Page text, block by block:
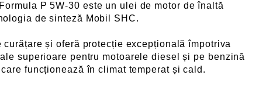
P 5W-30 este un ulei de motor de înaltă
de sinteză Mobil SHC.
și oferă protecție excepțională împotriva
superioare pentru motoarele diesel și pe benzină
funcționează în climat temperat și cald.